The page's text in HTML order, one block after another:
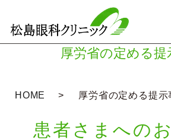
厚労省の定める提
HOME 厚労省の定める提示
患者さまへの